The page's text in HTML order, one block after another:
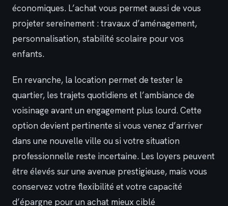
économiques. L’achat vous permet aussi de vous
projeter sereinement : travaux d’aménagement,
personnalisation, stabilité scolaire pour vos
enfants.
En revanche, la location permet de tester le
quartier, les trajets quotidiens et l’ambiance de
voisinage avant un engagement plus lourd. Cette
option devient pertinente si vous venez d’arriver
dans une nouvelle ville ou si votre situation
professionnelle reste incertaine. Les loyers peuvent
être élevés sur une avenue prestigieuse, mais vous
conservez votre flexibilité et votre capacité
d’épargne pour un achat mieux ciblé